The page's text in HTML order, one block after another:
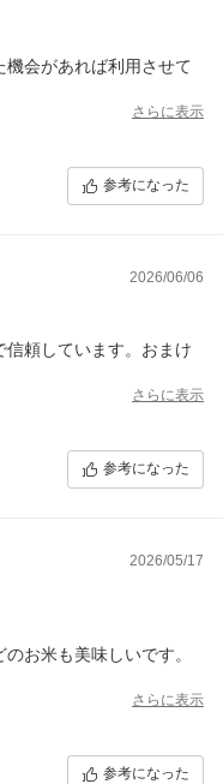
会があれば利用させて
さらに表示
参考になった
2026/06/06
頼しています。おまけ
さらに表示
参考になった
2026/05/17
お米も美味しいです。
さらに表示
参考になった